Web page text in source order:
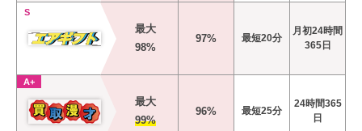
S
最大
98%
97% 最短20分
月初24時間
365日
A+
最大
99%
96% 最短25分
24時間365
日